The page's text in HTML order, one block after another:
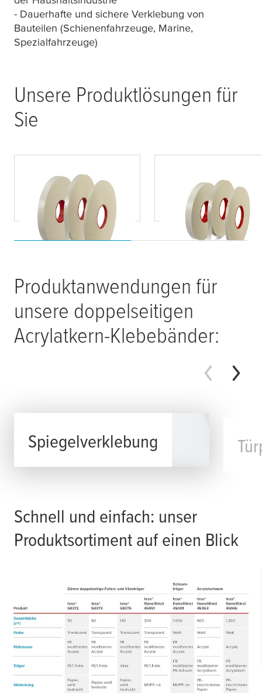
- Dauerhafte und sichere Verklebung von
Bauteilen (Schienenfahrzeuge, Marine,
Spezialfahrzeuge)
Unsere Produktlösungen für
Sie
®flame
tinct
45065
flameXtinct
45063
Produktanwendungen für
unsere doppelseitigen
Acrylatkern-Klebebänder:
Spiegelverklebung
Schnell und einfach: unser
Produktsortiment auf einen Blick